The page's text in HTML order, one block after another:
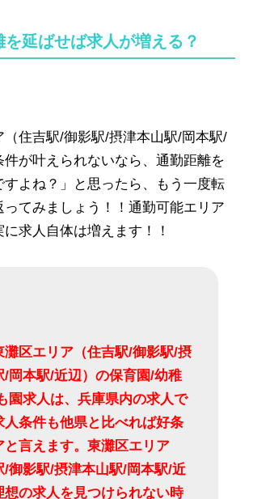
延ばせば求人が増える？
（住吉駅/御影駅/摂津本山駅/岡本駅/
件が叶えられないなら、通勤距離を
すよね？」と思ったら、もう一度転
ってみましょう！！通勤可能エリア
求人自体は増えます！！
灘区エリア（住吉駅/御影駅/摂
/岡本駅/近辺）の保育園/幼稚
園求人は、兵庫県内の求人で
人条件も他県と比べれば好条
と言えます。東灘区エリア
/御影駅/摂津本山駅/岡本駅/近
想の求人を見つけられない時